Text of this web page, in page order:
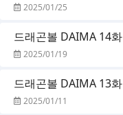
2025/01/25
드래곤볼 DAIMA 14화
2025/01/19
드래곤볼 DAIMA 13화
2025/01/11